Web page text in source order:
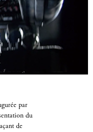
par
du
de